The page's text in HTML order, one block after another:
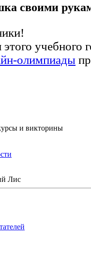
своими
олимпиады
и викторины